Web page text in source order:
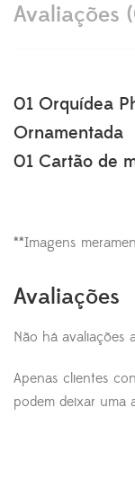
Avaliações
01 Orquídea
Ornamentada
01 Cartão de
**Imagens
Avaliações
Não há avaliações
Apenas clientes
podem deixar uma